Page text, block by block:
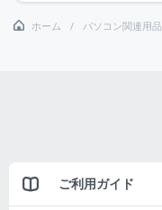
ホーム パソコン関連用品
ご利用ガイド